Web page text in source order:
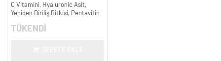
C Vitamini, Hyaluronic Asit,
Yeniden Diriliş Bitkisi, Pentavitin
TÜKENDİ